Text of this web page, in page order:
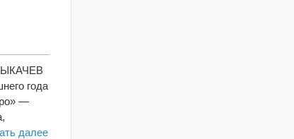
года
—
далее